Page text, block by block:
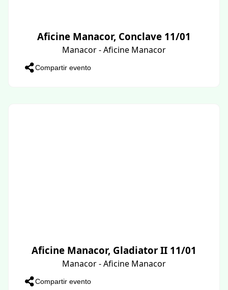
Aficine Manacor, Conclave 11/01
Manacor - Aficine Manacor
Compartir evento
Aficine Manacor, Gladiator II 11/01
Manacor - Aficine Manacor
Compartir evento